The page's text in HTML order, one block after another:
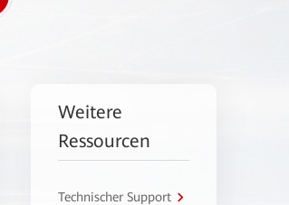
Weitere
Ressourcen
Technischer Support